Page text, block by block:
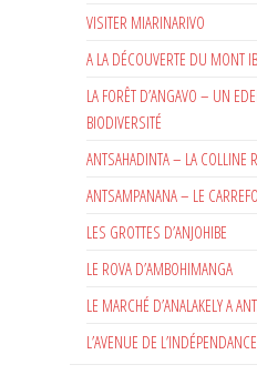
VISITER MIARINARIVO
A LA DÉCOUVERTE DU MONT
LA FORÊT D’ANGAVO – UN
BIODIVERSITÉ
ANTSAHADINTA – LA COLLINE
ANTSAMPANANA – LE
LES GROTTES D’ANJOHIBE
LE ROVA D’AMBOHIMANGA
LE MARCHÉ D’ANALAKELY A
L’AVENUE DE